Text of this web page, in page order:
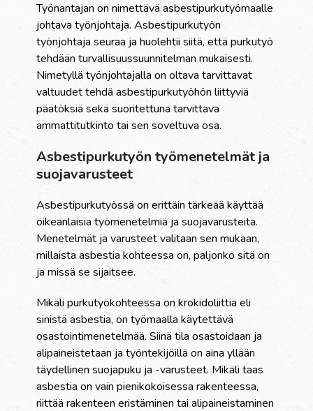
Työnantajan on nimettävä asbestipurkutyömaalle
johtava työnjohtaja. Asbestipurkutyön
työnjohtaja seuraa ja huolehtii siitä, että purkutyö
tehdään turvallisuussuunnitelman mukaisesti.
Nimetyllä työnjohtajalla on oltava tarvittavat
valtuudet tehdä asbestipurkutyöhön liittyviä
päätöksiä sekä suoritettuna tarvittava
ammattitutkinto tai sen soveltuva osa.
Asbestipurkutyön työmenetelmät ja
suojavarusteet
Asbestipurkutyössä on erittäin tärkeää käyttää
oikeanlaisia työmenetelmiä ja suojavarusteita.
Menetelmät ja varusteet valitaan sen mukaan,
millaista asbestia kohteessa on, paljonko sitä on
ja missä se sijaitsee.
Mikäli purkutyökohteessa on krokidoliittiä eli
sinistä asbestia, on työmaalla käytettävä
osastointimenetelmää. Siinä tila osastoidaan ja
alipaineistetaan ja työntekijöillä on aina yllään
täydellinen suojapuku ja -varusteet. Mikäli taas
asbestia on vain pienikokoisessa rakenteessa,
riittää rakenteen eristäminen tai alipaineistaminen